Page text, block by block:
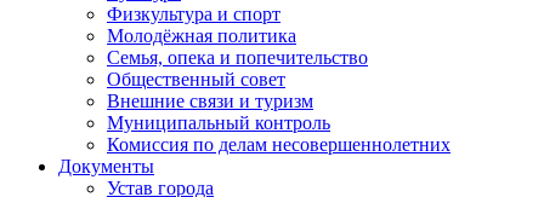
Физкультура и спорт
Молодёжная политика
Семья, опека и попечительство
Общественный совет
Внешние связи и туризм
Муниципальный контроль
Комиссия по делам несовершеннолетних
Документы
Устав города